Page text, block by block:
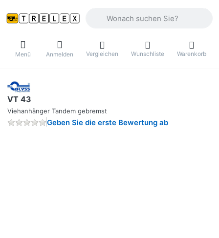
Menü Anmelden Vergleichen Wunschliste Warenkorb
VT 43
Viehanhänger Tandem gebremst
Geben Sie die erste Bewertung ab